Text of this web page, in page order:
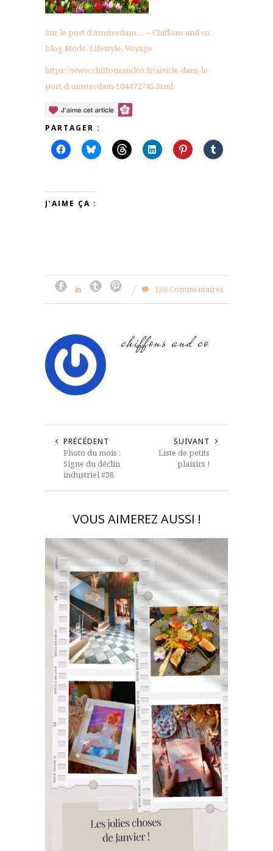
Sur le port d'Amsterdam…. – Chiffons and co,
blog Mode, Lifestyle, Voyage
https://www.chiffonsandco.fr/article-dans-le-
port-d-amsterdam-104472745.html
PARTAGER :
J’AIME ÇA :
150 Commentaires
chiffons and co
PRÉCÉDENT
Photo du mois :
Signe du déclin
industriel #38
SUIVANT
Liste de petits
plaisirs !
VOUS AIMEREZ AUSSI !